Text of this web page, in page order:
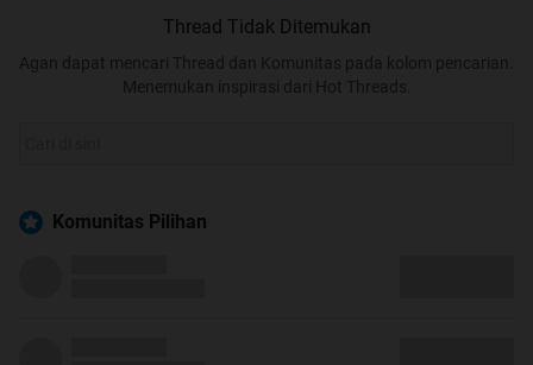
Thread Tidak Ditemukan
Agan dapat mencari Thread dan Komunitas pada kolom pencarian.
Menemukan inspirasi dari Hot Threads.
Komunitas Pilihan